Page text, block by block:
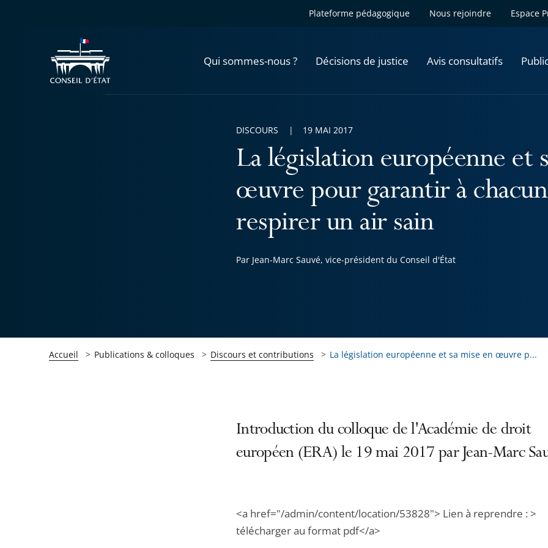
Plateforme pédagogique Nous rejoindre Espace
Qui sommes-nous ? Décisions de justice Avis consultatifs
La législation européenne et
œuvre pour garantir à
respirer un air sain
Par Jean-Marc Sauvé, vice-président du Conseil d'État
DISCOURS 19 MAI 2017
Accueil Publications & colloques Discours et contributions La législation européenne et sa mise en œuvre p...
Introduction du colloque de l'Académie de droit
européen (ERA) le 19 mai 2017 par Jean-Marc
<a href="/admin/content/location/53828"> Lien à reprendre : >
télécharger au format pdf</a>